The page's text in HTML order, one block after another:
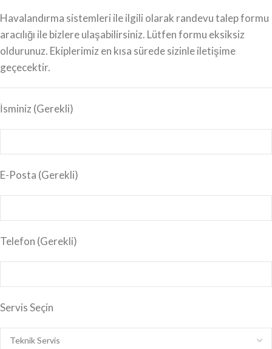
Havalandırma sistemleri ile ilgili olarak randevu talep formu
aracılığı ile bizlere ulaşabilirsiniz. Lütfen formu eksiksiz
oldurunuz. Ekiplerimiz en kısa sürede sizinle iletişime
geçecektir.
İsminiz (Gerekli)
E-Posta (Gerekli)
Telefon (Gerekli)
Servis Seçin